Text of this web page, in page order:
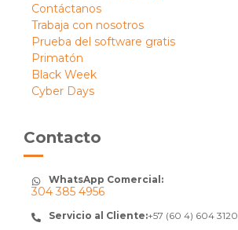
Contáctanos
Trabaja con nosotros
Prueba del software gratis
Primatón
Black Week
Cyber Days
Contacto
WhatsApp Comercial:
304 385 4956
Servicio al Cliente:+57 (60 4) 604 3120